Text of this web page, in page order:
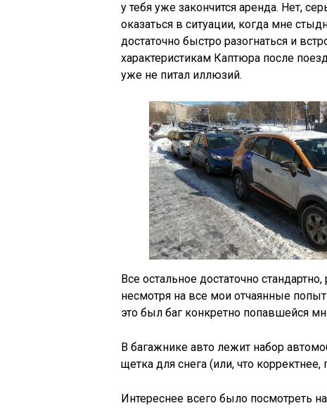
у тебя уже закончится аренда. Нет,
оказаться в ситуации, когда мне
достаточно быстро разогнаться и
характеристикам Каптюра после
уже не питал иллюзий.
Все остальное достаточно
несмотря на все мои отчаянные
это был баг конкретно попавшейся
В багажнике авто лежит набор
щетка для снега (или, что корректнее,
Интереснее всего было посмотреть